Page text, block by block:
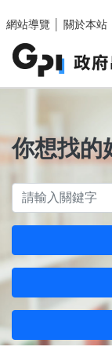
網站導覽
關於本站
你想找的